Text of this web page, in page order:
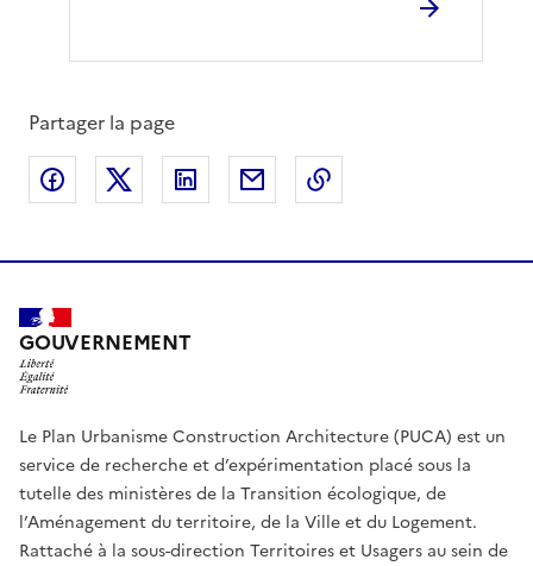
Partager la page
Partager sur Facebook
Partager sur XPartager sur LinkedIn
Partager par email
GOUVERNEMENT
Le Plan Urbanisme Construction Architecture (PUCA) est un
service de recherche et d’expérimentation placé sous la
tutelle des ministères de la Transition écologique, de
l’Aménagement du territoire, de la Ville et du Logement.
Rattaché à la sous-direction Territoires et Usagers au sein de